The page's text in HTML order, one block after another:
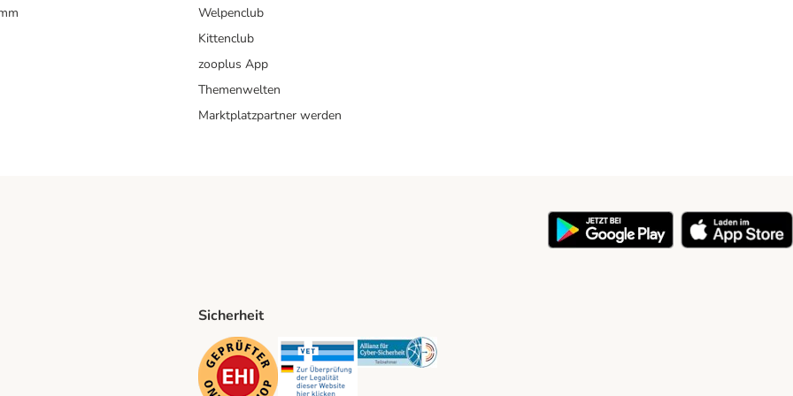
Welpenclub
Kittenclub
zooplus App
Themenwelten
Marktplatzpartner werden
Method
Sicherheit
Security Security Security